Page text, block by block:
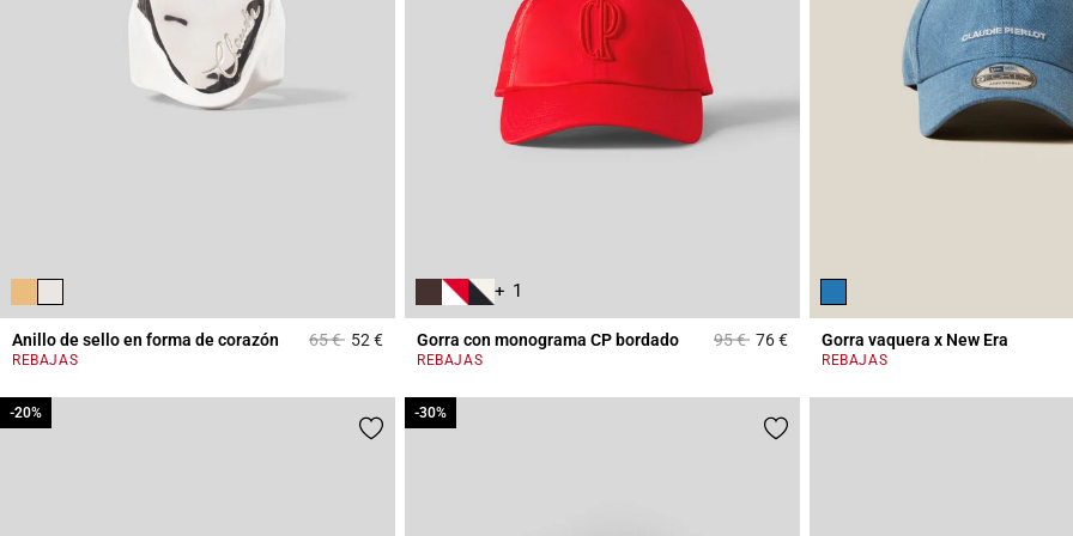
Anillo de sello en forma de corazón Price reduced from
65 €to52 €4,1 out of 5 Customer Rating
REBAJAS
+ 1
Gorra con monograma CP bordado Price reduced from
95 €to76 €5 out of 5 Customer Rating
REBAJAS
Gorra vaquera x New Era
REBAJAS
-20%
-20% -30%
-30%